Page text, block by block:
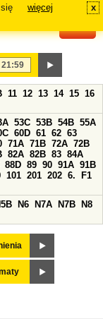
więcej x
11 12 13 14 15 16
53C 53B 54B 55A
60D 61 62 63
71A 71B 72A 72B
82A 82B 83 84A
88D 89 90 91A 91B
101 201 202 6.
F1
N6 N7A N7B
N8